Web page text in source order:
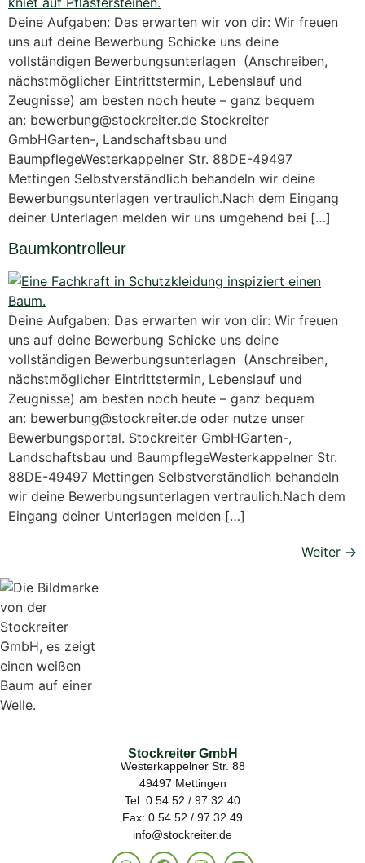
Deine Aufgaben: Das erwarten wir von dir: Wir freuen
uns auf deine Bewerbung Schicke uns deine
vollständigen Bewerbungsunterlagen (Anschreiben,
nächstmöglicher Eintrittstermin, Lebenslauf und
Zeugnisse) am besten noch heute – ganz bequem
an: bewerbung@stockreiter.de Stockreiter
GmbHGarten-, Landschaftsbau und
BaumpflegeWesterkappelner Str. 88DE-49497
Mettingen Selbstverständlich behandeln wir deine
Bewerbungsunterlagen vertraulich.Nach dem Eingang
deiner Unterlagen melden wir uns umgehend bei […]
Baumkontrolleur
Deine Aufgaben: Das erwarten wir von dir: Wir freuen
uns auf deine Bewerbung Schicke uns deine
vollständigen Bewerbungsunterlagen (Anschreiben,
nächstmöglicher Eintrittstermin, Lebenslauf und
Zeugnisse) am besten noch heute – ganz bequem
an: bewerbung@stockreiter.de oder nutze unser
Bewerbungsportal. Stockreiter GmbHGarten-,
Landschaftsbau und BaumpflegeWesterkappelner Str.
88DE-49497 Mettingen Selbstverständlich behandeln
wir deine Bewerbungsunterlagen vertraulich.Nach dem
Eingang deiner Unterlagen melden […]
Weiter →
Stockreiter GmbH
Westerkappelner Str. 88
49497 Mettingen
Tel: 0 54 52 / 97 32 40
Fax: 0 54 52 / 97 32 49
info@stockreiter.de